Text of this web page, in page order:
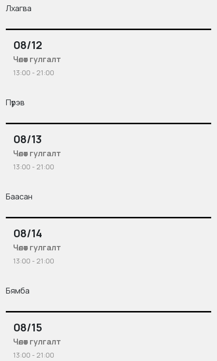
Лхагва
08/12
Чөлөөт гулгалт
13:00 - 21:00
Пүрэв
08/13
Чөлөөт гулгалт
13:00 - 21:00
Баасан
08/14
Чөлөөт гулгалт
13:00 - 21:00
Бямба
08/15
Чөлөөт гулгалт
13:00 - 21:00